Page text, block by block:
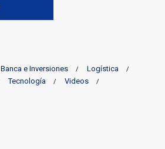
Banca e Inversiones
Logística
Tecnología
Videos